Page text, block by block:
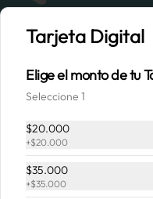
Conócenos
Despacho
Términos y condiciones
Política de privacidad
Redes sociales
Instagram
Tarjeta Digital
Elige el monto de tu
Seleccione 1
$20.000
+$20.000
$35.000
+$35.000